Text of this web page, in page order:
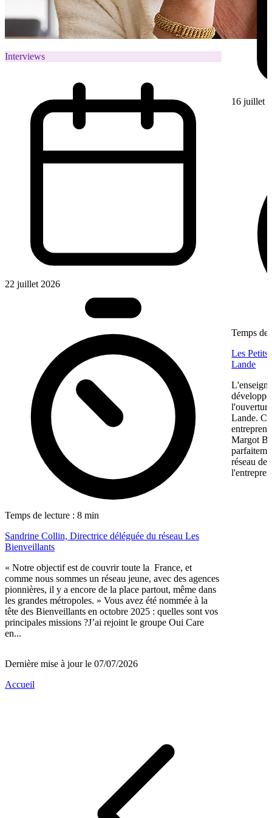
Interviews
22 juillet 2026
Temps de lecture : 8 min
Sandrine Collin, Directrice déléguée du réseau Les
Bienveillants
« Notre objectif est de couvrir toute la France, et
comme nous sommes un réseau jeune, avec des agences
pionnières, il y a encore de la place partout, même dans
les grandes métropoles. » Vous avez été nommée à la
tête des Bienveillants en octobre 2025 : quelles sont vos
principales missions ?J’ai rejoint le groupe Oui Care
en...
16 juillet
Temps de
Les Petits
Lande
Lande.
Margot
réseau de
Dernière mise à jour le 07/07/2026
Accueil